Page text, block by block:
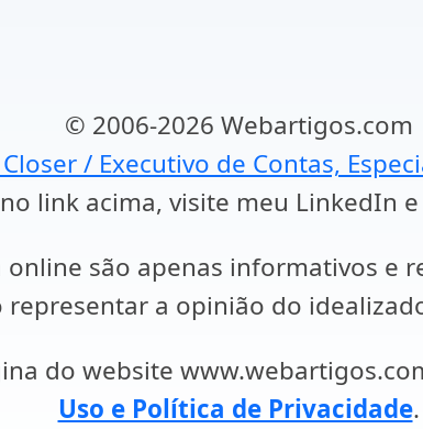
© 2006-2026 Webartigos.com
/ Executivo de Contas,
link acima, visite meu LinkedIn
são apenas informativos e
representar a opinião do
do website
Uso e Política de Privacidade.